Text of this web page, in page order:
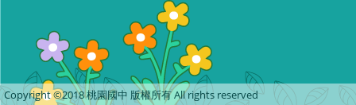
Copyright ©2018 桃園國中 版權所有 All rights reserved